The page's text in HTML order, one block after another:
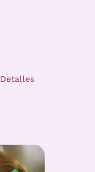
Detalles